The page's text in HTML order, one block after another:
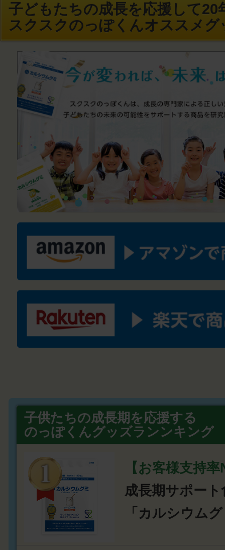
子どもたちの成長を応援して20
スクスクのっぽくんオススメグ
子供たちの成長期を応援する
のっぽくんグッズランンキング
【お客様支持
成長期サポート
「カルシウム